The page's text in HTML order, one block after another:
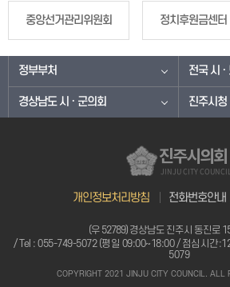
중앙선거관리위원회 정치후원금센터
정부부처 전국 시 ·
경상남도 시 · 군의회 진주시청
진주시의회
JINJU CITY COUNCIL
개인정보처리방침 전화번호안내
(우 52789) 경상남도 진주시 동진로
/ Tel :055-749-5072 (평일 09:00~18:00 / 점심시간
5079
COPYRIGHT 2021 JINJU CITY COUNCIL. ALL